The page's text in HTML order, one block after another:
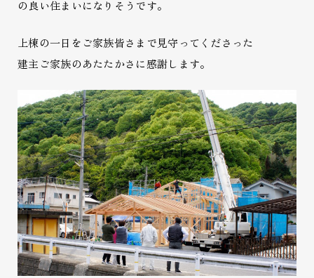
の良い住まいになりそうです。
上棟の一日をご家族皆さまで見守ってくださった
建主ご家族のあたたかさに感謝します。